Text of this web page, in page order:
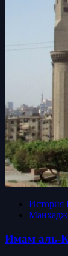
История
Манхадж
Имам аль-